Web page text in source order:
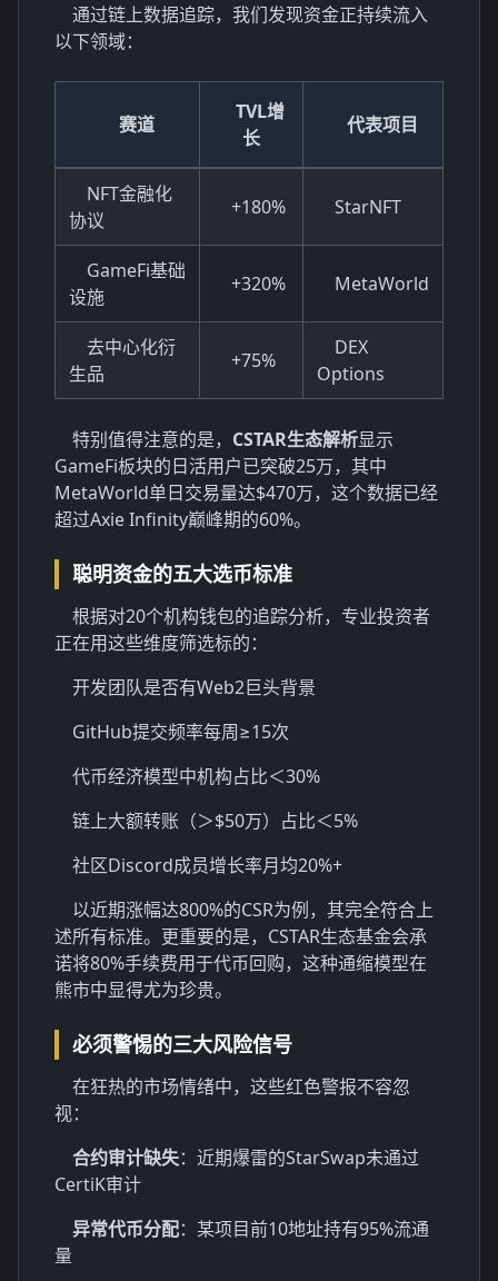
通过链上数据追踪，我们发现资金正持续流入
以下领域：
赛道
TVL增
长
代表项目
NFT金融化
协议
+180% StarNFT
GameFi基础
设施
+320% MetaWorld
去中心化衍
生品
+75%
DEX
Options
特别值得注意的是， CSTAR生态解析显示
GameFi板块的日活用户已突破25万，其中
MetaWorld单日交易量达$470万，这个数据已经
超过Axie Infinity巅峰期的60%。
聪明资金的五大选币标准
根据对20个机构钱包的追踪分析，专业投资者
正在用这些维度筛选标的：
开发团队是否有Web2巨头背景
GitHub提交频率每周≥15次
代币经济模型中机构占比＜30%
链上大额转账（＞$50万）占比＜5%
社区Discord成员增长率月均20%+
以近期涨幅达800%的CSR为例，其完全符合上
述所有标准。更重要的是， CSTAR生态基金会承
诺将80%手续费用于代币回购，这种通缩模型在
熊市中显得尤为珍贵。
必须警惕的三大风险信号
在狂热的市场情绪中，这些红色警报不容忽
视：
合约审计缺失：近期爆雷的StarSwap未通过
CertiK审计
异常代币分配：某项目前10地址持有95%流通
量